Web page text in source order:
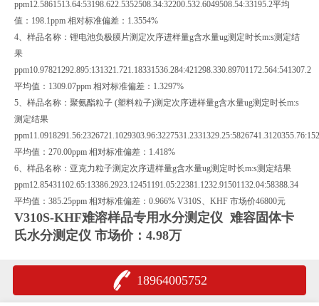
ppm12.5861513.64:53198.622.5352508.34:32200.532.6049508.54:33195.2平均
值：198.1ppm 相对标准偏差：1.3554%
4、样品名称：锂电池负极膜片测定次序进样量g含水量ug测定时长m:s测定结
果
ppm10.97821292.895:131321.721.18331536.284:421298.330.89701172.564:541307.2
平均值：1309.07ppm 相对标准偏差：1.3297%
5、样品名称：聚氨酯粒子 (塑料粒子)测定次序进样量g含水量ug测定时长m:s
测定结果
平均值：270.00ppm 相对标准偏差：1.418%
6、样品名称：亚克力粒子测定次序进样量g含水量ug测定时长m:s测定结果
ppm12.85431102.65:13386.2923.12451191.05:22381.1232.91501132.04:58388.34
平均值：385.25ppm 相对标准偏差：0.966% V310S、KHF 市场价46800元
V310S-KHF难溶样品专用水分测定仪 难容固体卡
氏水分测定仪 市场价：4.98万
18964005752